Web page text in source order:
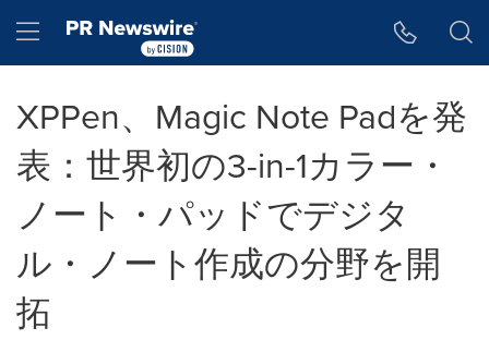
Hamburger menu
XPPen、Magic Note Padを発
表：世界初の3-in-1カラー・
ノート・パッドでデジタ
ル・ノート作成の分野を開
拓